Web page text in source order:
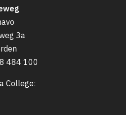
3a
484 100
College: